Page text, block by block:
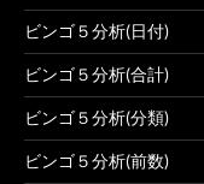
ビンゴ５分析(日付)
ビンゴ５分析(合計)
ビンゴ５分析(分類)
ビンゴ５分析(前数)